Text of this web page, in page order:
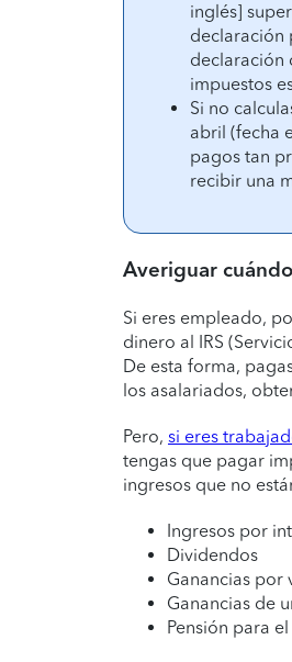
inglés]
declaración
declaración
impuestos
Si no
abril (fecha
pagos tan
recibir una
Averiguar
Si eres empleado,
dinero al IRS
De esta forma,
los asalariados,
Pero, si eres
tengas que pagar
ingresos que no
Ingresos por
Dividendos
Ganancias por
Ganancias de
Pensión para